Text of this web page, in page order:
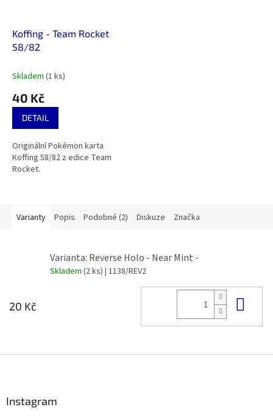
Koffing - Team Rocket
58/82
Skladem (1 ks)
40 Kč
DETAIL
Originální Pokémon karta
Koffing 58/82 z edice Team
Rocket.
Varianty Popis Podobné (2) Diskuze Značka
Varianta: Reverse Holo - Near Mint -
Skladem (2 ks) | 1138/REV2
20 Kč
Instagram